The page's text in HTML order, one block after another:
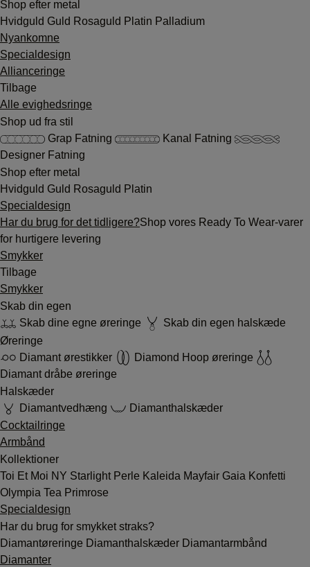
Shop efter metal
Hvidguld Guld Rosaguld Platin Palladium
Nyankomne
Specialdesign
Allianceringe
Tilbage
Alle evighedsringe
Shop ud fra stil
Grap Fatning
Kanal Fatning
Designer Fatning
Shop efter metal
Hvidguld Guld Rosaguld Platin
Specialdesign
Har du brug for det tidligere?Shop vores Ready To Wear-varer
for hurtigere levering
Smykker
Tilbage
Smykker
Skab din egen
Skab dine egne øreringe
Skab din egen halskæde
Øreringe
Diamant ørestikker
Diamond Hoop øreringe
Diamant dråbe øreringe
Halskæder
Diamantvedhæng
Diamanthalskæder
Cocktailringe
Armbånd
Kollektioner
Toi Et Moi NY Starlight Perle Kaleida Mayfair Gaia Konfetti
Olympia Tea Primrose
Specialdesign
Har du brug for smykket straks?
Diamantøreringe Diamanthalskæder Diamantarmbånd
Diamanter